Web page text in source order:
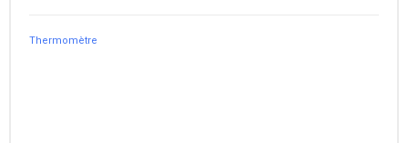
Thermomètre